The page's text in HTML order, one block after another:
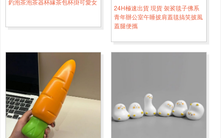
2小時鐘前
24H極速出貨 現貨 特惠創意仿真玉米抽紙盒客廳家用紙巾
盒車用茶几桌面擺件搞怪個性擺件
臺南
24H極速出貨 現貨 特惠創意仿真玉米抽紙盒客廳家用紙巾
盒車用茶几桌面擺件搞怪個性擺件
方*[0918****6944]
1小時鐘前
24H極速出貨 現貨 特惠創意仿真玉米抽紙盒客廳家用紙巾
盒車用茶几桌面擺件搞怪個性擺件
釣泡茶泡茶器杯緣茶包杯掛可愛女
24H極速出貨 現貨 袈裟毯子佛系
青年辦公室午睡披肩蓋毯搞笑披風
蓋腿便攜